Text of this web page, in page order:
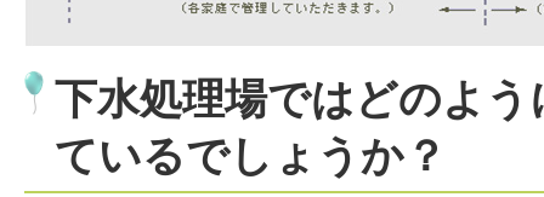
下水処理場ではどのよ
ているでしょうか？